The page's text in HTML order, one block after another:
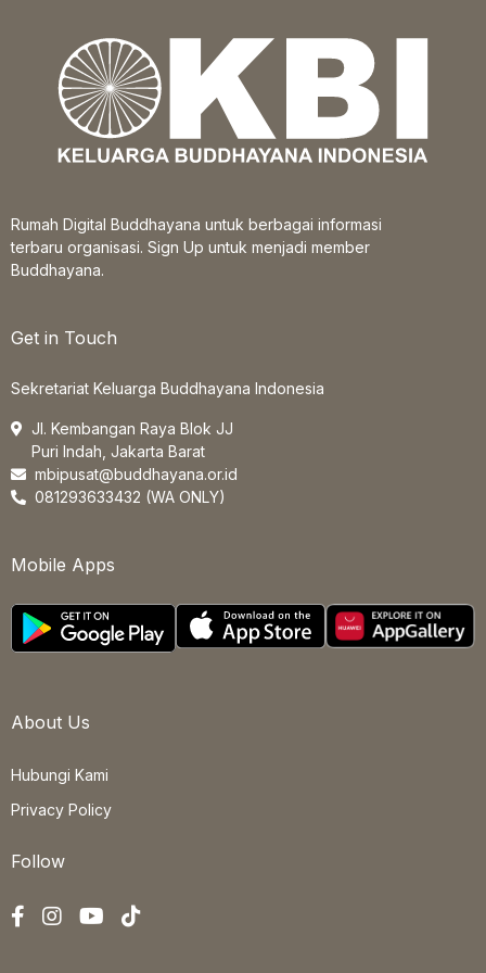
Rumah Digital Buddhayana untuk berbagai informasi
terbaru organisasi. Sign Up untuk menjadi member
Buddhayana.
Get in Touch
Sekretariat Keluarga Buddhayana Indonesia
Jl. Kembangan Raya Blok JJ
Puri Indah, Jakarta Barat
mbipusat@buddhayana.or.id
081293633432 (WA ONLY)
Mobile Apps
About Us
Hubungi Kami
Privacy Policy
Follow